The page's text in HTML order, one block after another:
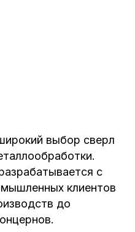
выбор сверл
с
клиентов
до